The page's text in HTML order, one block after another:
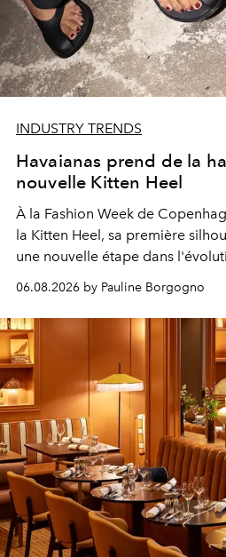
INDUSTRY TRENDS
Havaianas prend de la
nouvelle Kitten Heel
À la Fashion Week de
la Kitten Heel, sa première
une nouvelle étape dans
06.08.2026 by Pauline Borgogno